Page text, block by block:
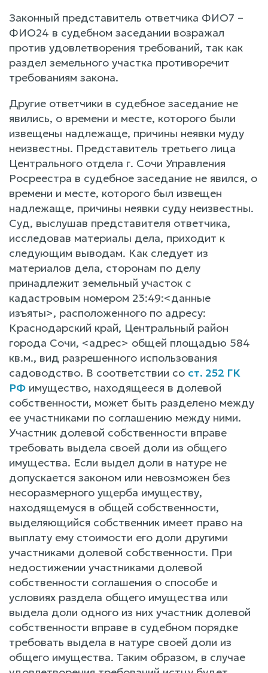
Законный представитель ответчика ФИО7 –
ФИО24 в судебном заседании возражал
против удовлетворения требований, так как
раздел земельного участка противоречит
требованиям закона.
Другие ответчики в судебное заседание не
явились, о времени и месте, которого были
извещены надлежаще, причины неявки муду
неизвестны. Представитель третьего лица
Центрального отдела г. Сочи Управления
Росреестра в судебное заседание не явился, о
времени и месте, которого был извещен
надлежаще, причины неявки суду неизвестны.
Суд, выслушав представителя ответчика,
исследовав материалы дела, приходит к
следующим выводам. Как следует из
материалов дела, сторонам по делу
принадлежит земельный участок с
кадастровым номером 23:49:<данные
изъяты>, расположенного по адресу:
Краснодарский край, Центральный район
города Сочи, <адрес> общей площадью 584
кв.м., вид разрешенного использования
садоводство. В соответствии со ст. 252 ГК
РФ имущество, находящееся в долевой
собственности, может быть разделено между
ее участниками по соглашению между ними.
Участник долевой собственности вправе
требовать выдела своей доли из общего
имущества. Если выдел доли в натуре не
допускается законом или невозможен без
несоразмерного ущерба имуществу,
находящемуся в общей собственности,
выделяющийся собственник имеет право на
выплату ему стоимости его доли другими
участниками долевой собственности. При
недостижении участниками долевой
собственности соглашения о способе и
условиях раздела общего имущества или
выдела доли одного из них участник долевой
собственности вправе в судебном порядке
требовать выдела в натуре своей доли из
общего имущества. Таким образом, в случае